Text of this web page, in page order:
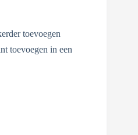
toevoegen
toevoegen in een